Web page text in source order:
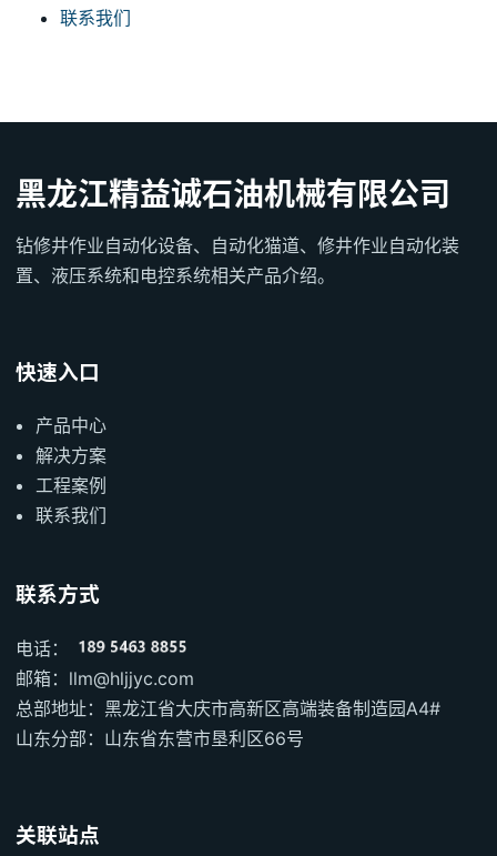
联系我们
黑龙江精益诚石油机械有限公司
钻修井作业自动化设备、自动化猫道、修井作业自动化装
置、液压系统和电控系统相关产品介绍。
快速入口
产品中心
解决方案
工程案例
联系我们
联系方式
电话：
邮箱：llm@hljjyc.com
总部地址：黑龙江省大庆市高新区高端装备制造园A4#
山东分部：山东省东营市垦利区66号
关联站点